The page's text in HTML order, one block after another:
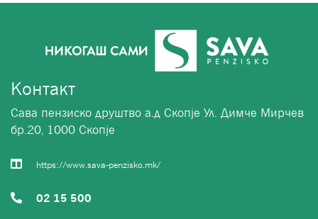
Контакт
Сава пензиско друштво а.д Скопје Ул. Димче Мирчев
бр.20, 1000 Скопје
https://www.sava-penzisko.mk/
02 15 500